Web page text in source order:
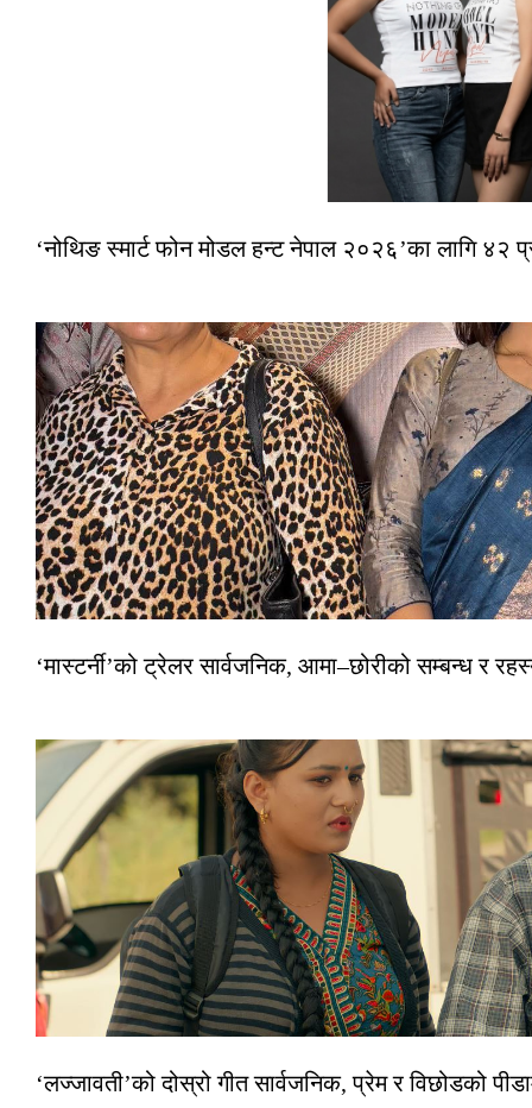
‘नोथिङ स्मार्ट फोन मोडल हन्ट नेपाल २०२६’का लागि ४२
‘मास्टर्नी’को ट्रेलर सार्वजनिक, आमा–छोरीको सम्बन्ध र
‘लज्जावती’को दोस्रो गीत सार्वजनिक, प्रेम र विछोडको